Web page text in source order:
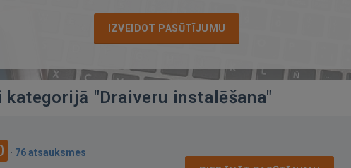
IZVEIDOT PASŪTĪJUMU
"Draiveru instalēšana"
· 76 atsauksmes